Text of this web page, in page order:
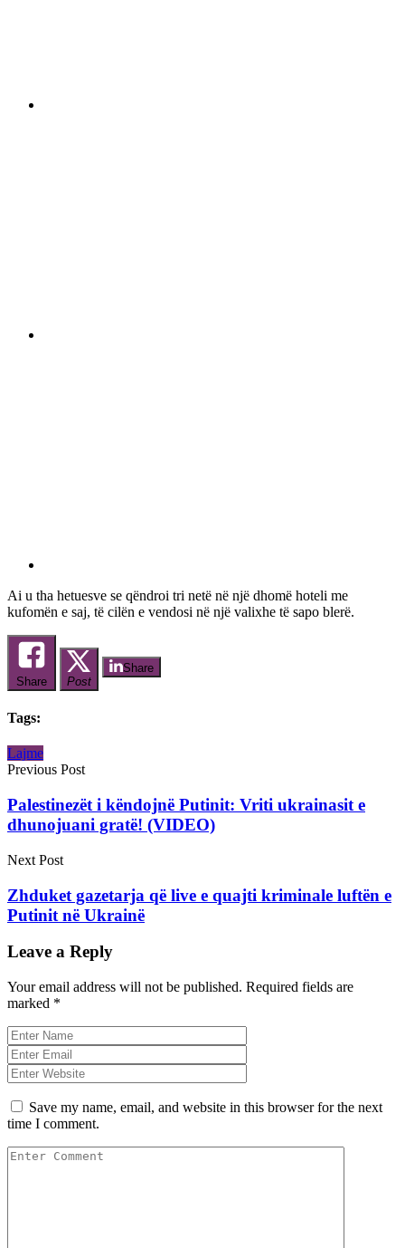
Ai u tha hetuesve se qëndroi tri netë në një dhomë hoteli me
kufomën e saj, të cilën e vendosi në një valixhe të sapo blerë.
Share Post
Share
Tags:
Lajme
Previous Post
Palestinezët i këndojnë Putinit: Vriti ukrainasit e
dhunojuani gratë! (VIDEO)
Next Post
Zhduket gazetarja që live e quajti kriminale luftën e
Putinit në Ukrainë
Leave a Reply
Your email address will not be published. Required fields are
marked *
Save my name, email, and website in this browser for the next
time I comment.